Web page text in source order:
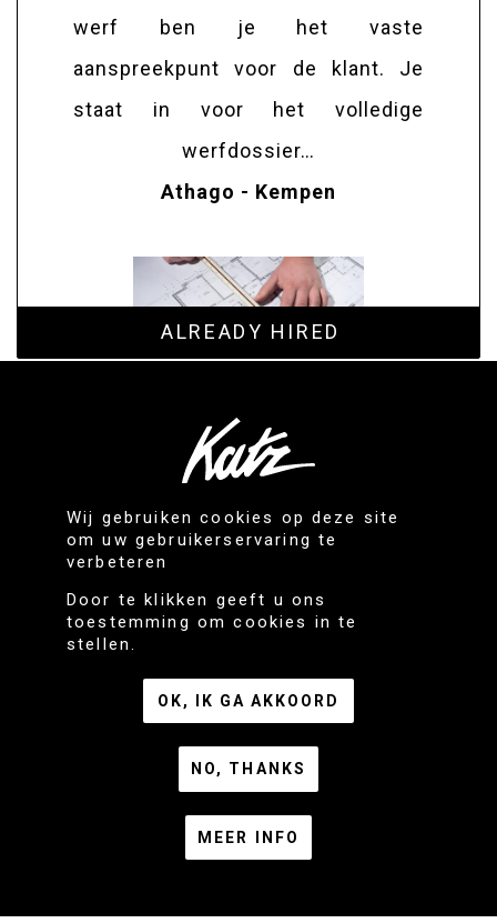
werf ben je het vaste
aanspreekpunt voor de klant. Je
staat in voor het volledige
werfdossier…
Athago - Kempen
ALREADY HIRED
SPONTANE SOLLICITATIE
CONTACT
KATZ nv - Handelslei 193
2980 Zoersel
+32 3 384 33 16
[email protected]
Privacy
Wij gebruiken cookies op deze site
om uw gebruikerservaring te
verbeteren
Door te klikken geeft u ons
toestemming om cookies in te
stellen.
OK, IK GA AKKOORD
NO, THANKS
MEER INFO